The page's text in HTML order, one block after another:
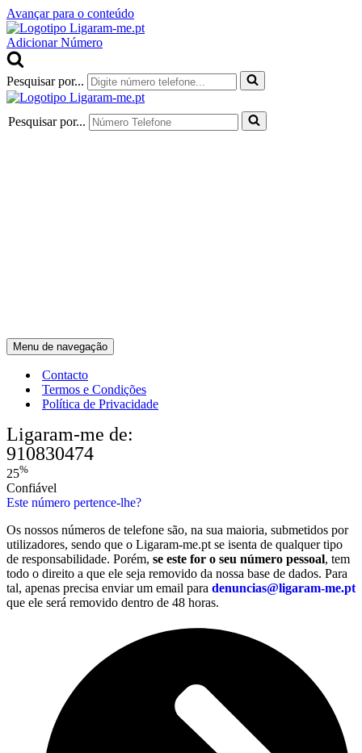
Avançar para o conteúdo
Adicionar Número
Pesquisar por...
Pesquisar por...
Menu de navegação
Contacto
Termos e Condições
Política de Privacidade
Ligaram-me de:
910830474
25%
Confiável
Este número pertence-lhe?
Os nossos números de telefone são, na sua maioria, submetidos por
utilizadores, sendo que o Ligaram-me.pt se isenta de qualquer tipo
de responsabilidade. Porém, se este for o seu número pessoal, tem
todo o direito a que ele seja removido da nossa base de dados. Para
tal, apenas precisa enviar um email para denuncias@ligaram-me.pt
que ele será removido dentro de 48 horas.